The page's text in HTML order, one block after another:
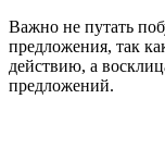
Важно не путать
предложения, так
действию, а
предложений.